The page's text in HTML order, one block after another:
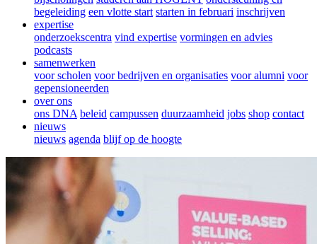
begeleiding een vlotte start starten in februari inschrijven
expertise
onderzoekscentra vind expertise vormingen en advies
podcasts
samenwerken
voor scholen voor bedrijven en organisaties voor alumni voor
gepensioneerden
over ons
ons DNA beleid campussen duurzaamheid jobs shop contact
nieuws
nieuws agenda blijf op de hoogte